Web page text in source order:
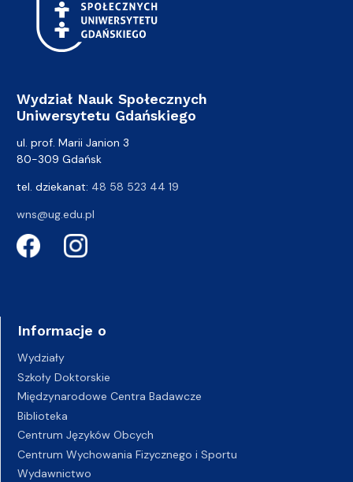
Wydział Nauk Społecznych
Uniwersytetu Gdańskiego
ul. prof. Marii Janion 3
80-309 Gdańsk
tel. dziekanat: 48 58 523 44 19
wns@ug.edu.pl
Informacje o
Wydziały
Szkoły Doktorskie
Międzynarodowe Centra Badawcze
Biblioteka
Centrum Języków Obcych
Centrum Wychowania Fizycznego i Sportu
Wydawnictwo